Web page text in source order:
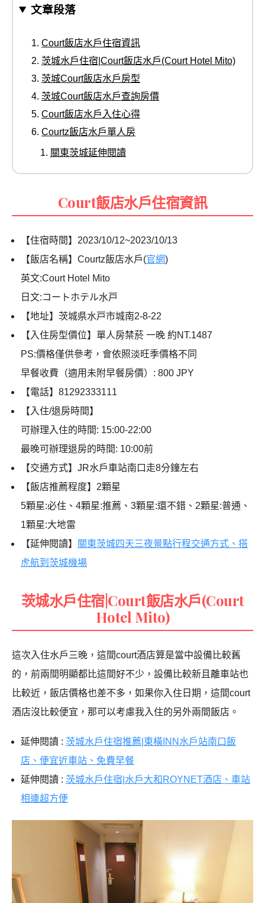
文章段落
Court飯店水戶住宿資訊
茨城水戶住宿|Court飯店水戶(Court Hotel Mito)
茨城Court飯店水戶房型
茨城Court飯店水戶查詢房價
Court飯店水戶入住心得
Courtz飯店水戶單人房
關東茨城延伸閱讀
Court飯店水戶住宿資訊
【住宿時間】2023/10/12~2023/10/13
【飯店名稱】Courtz飯店水戶(官網)
英文:Court Hotel Mito
日文:コートホテル水戸
【地址】茨城県水戸市城南2-8-22
【入住房型價位】單人房禁菸 一晚 約NT.1487
PS:價格僅供參考，會依照淡旺季價格不同
早餐收費（適用未附早餐房價）: 800 JPY
【電話】81292333111
【入住/退房時間】
可辦理入住的時間: 15:00-22:00
最晚可辦理退房的時間: 10:00前
【交通方式】JR水戶車站南口走8分鐘左右
【飯店推薦程度】2顆星
5顆星:必住、4顆星:推薦、3顆星:還不錯、2顆星:普通、
1顆星:大地雷
【延伸閱讀】
關東茨城四天三夜景點行程交通方式、搭
虎航到茨城機場
茨城水戶住宿|Court飯店水戶(Court
Hotel Mito)
這次入住水戶三晚，這間court酒店算是當中設備比較舊
的，前兩間明顯都比這間好不少，設備比較新且離車站也
比較近，飯店價格也差不多，如果你入住日期，這間court
酒店沒比較便宜，那可以考慮我入住的另外兩間飯店。
延伸閱讀 : 茨城水戶住宿推薦|東橫INN水戶站南口飯
店、便宜近車站、免費早餐
延伸閱讀 : 茨城水戶住宿|水戶大和ROYNET酒店、車站
相連超方便